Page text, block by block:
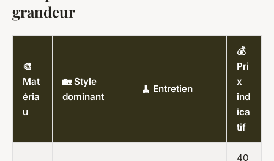
grandeur
🎨
Mat
éria
u
🏡 Style
dominant
🧹 Entretien
💰
Pri
x
ind
ica
tif
40